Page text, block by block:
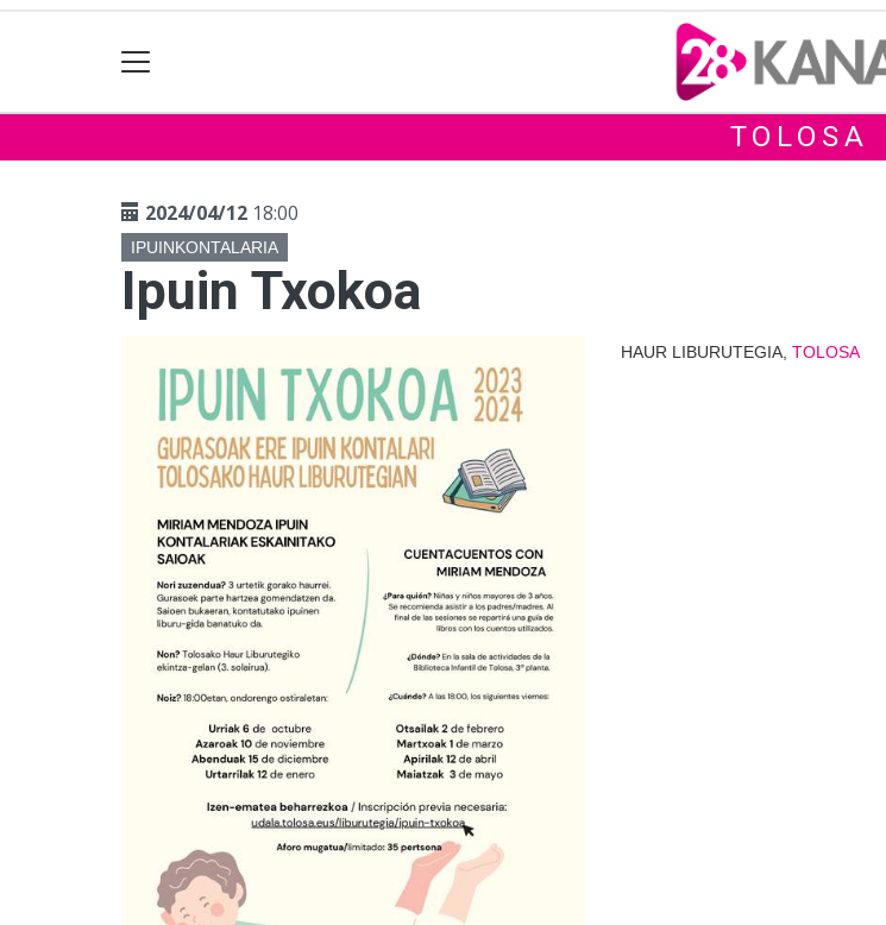
TOLOSA
2024/04/12 18:00
IPUINKONTALARIA
Ipuin Txokoa
HAUR LIBURUTEGIA, TOLOSA